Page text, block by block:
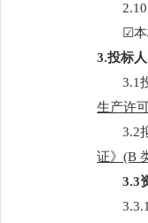
☑本
3.投标
3.1
生产许
3.2
证》(B
3.3
3.3.1